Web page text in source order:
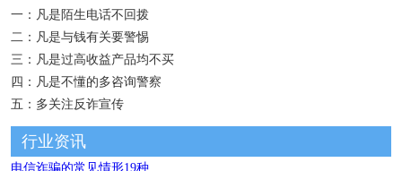
一：凡是陌生电话不回拨
二：凡是与钱有关要警惕
三：凡是过高收益产品均不买
四：凡是不懂的多咨询警察
五：多关注反诈宣传
行业资讯
电信诈骗的常见情形19种